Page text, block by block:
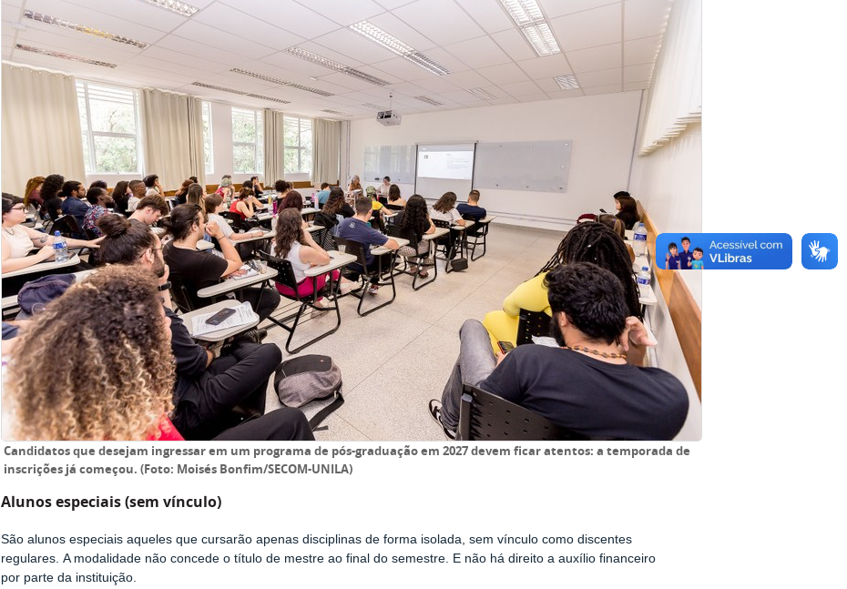
Candidatos que desejam ingressar em um programa de pós-graduação em 2027 devem ficar atentos: a temporada de
inscrições já começou. (Foto: Moisés Bonfim/SECOM-UNILA)
Alunos especiais (sem vínculo)
São alunos especiais aqueles que cursarão apenas disciplinas de forma isolada, sem vínculo como discentes
regulares.A modalidade não concede o título de mestre ao final do semestre. E não há direito a auxílio financeiro
por parte da instituição.